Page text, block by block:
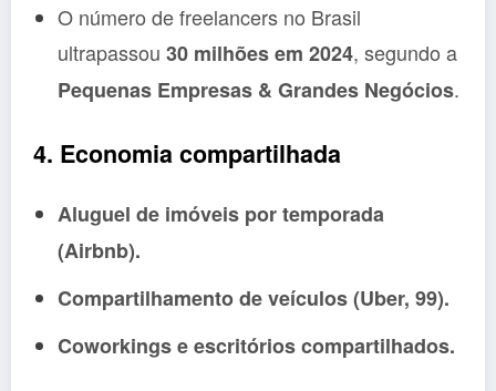
O número de freelancers no Brasil
ultrapassou 30 milhões em 2024, segundo a
Pequenas Empresas & Grandes Negócios.
4. Economia compartilhada
Aluguel de imóveis por temporada
(Airbnb).
Compartilhamento de veículos (Uber, 99).
Coworkings e escritórios compartilhados.